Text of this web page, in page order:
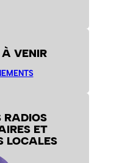
À VENIR
RADIOS
ET
LOCALES